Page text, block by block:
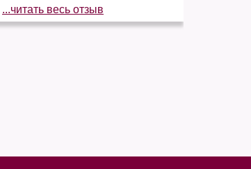
...читать весь отзыв